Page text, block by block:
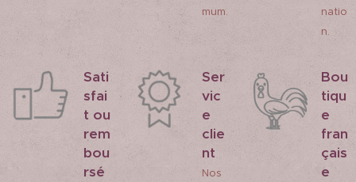
mum.
natio
n.
Sati
sfai
t ou
rem
bou
rsé
Ser
vic
e
clie
nt
Nos
Bou
tiqu
e
fran
çais
e